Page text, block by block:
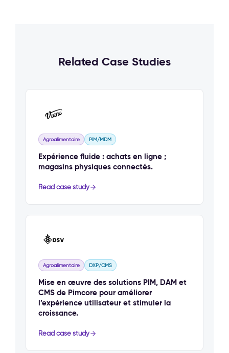
Related Case Studies
Agroalimentaire PIM/MDM
Expérience fluide : achats en ligne ;
magasins physiques connectés.
Read case study
Agroalimentaire DXP/CMS
Mise en œuvre des solutions PIM, DAM et
CMS de Pimcore pour améliorer
l’expérience utilisateur et stimuler la
croissance.
Read case study